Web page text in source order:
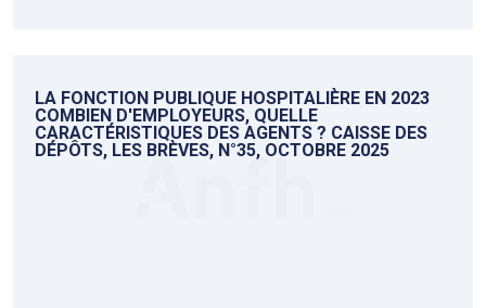
LA FONCTION PUBLIQUE HOSPITALIÈRE EN 2023
COMBIEN D'EMPLOYEURS, QUELLE
CARACTÉRISTIQUES DES AGENTS ? CAISSE DES
DÉPÔTS, LES BRÈVES, N°35, OCTOBRE 2025